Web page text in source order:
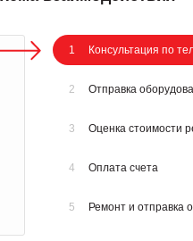
1 Консультация по
2 Отправка
3 Оценка стоимости
4 Оплата счета
5 Ремонт и отправка